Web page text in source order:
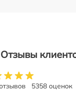
Отзывы
5358 оценок